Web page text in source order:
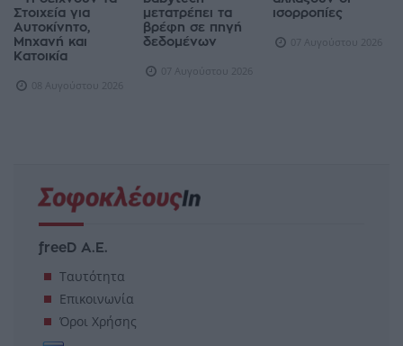
Στοιχεία για
Αυτοκίνητο,
Μηχανή και
Κατοικία
08 Αυγούστου 2026
μετατρέπει τα
βρέφη σε πηγή
δεδομένων
07 Αυγούστου 2026
ισορροπίες
07 Αυγούστου 2026
freeD Α.Ε.
Ταυτότητα
Επικοινωνία
Όροι Χρήσης